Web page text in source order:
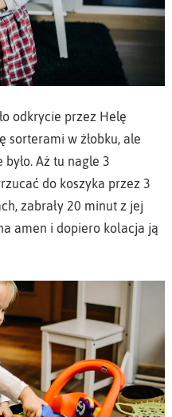
odkrycie przez Helę
sorterami w żłobku, ale
Aż tu nagle 3
do koszyka przez 3
zabrały 20 minut z jej
amen i dopiero kolacja ją